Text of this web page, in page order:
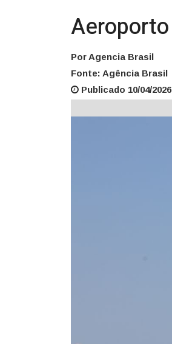
Por Agencia Brasil
Fonte: Agência Brasil
Publicado 10/04/2026